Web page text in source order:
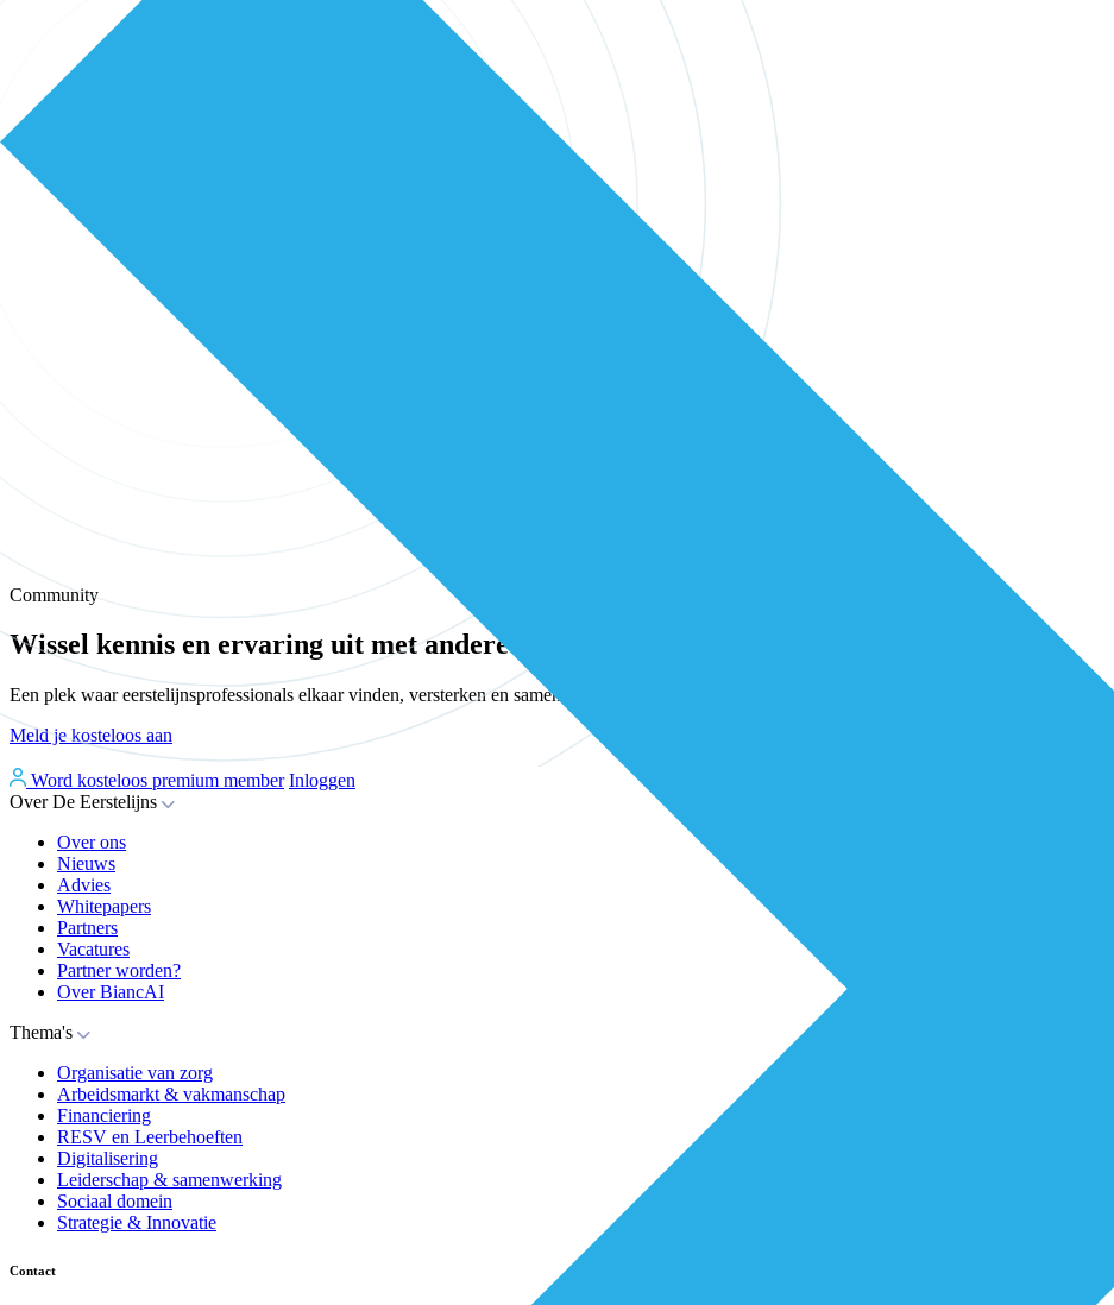
Community
Wissel kennis en ervaring uit met andere eerstelijns professionals in onze community
Een plek waar eerstelijnsprofessionals elkaar vinden, versterken en samen verder bouwen aan betere zorg.
Meld je kosteloos aan
Word kosteloos premium member Inloggen
Over De Eerstelijns
Over ons
Nieuws
Advies
Whitepapers
Partners
Vacatures
Partner worden?
Over BiancAI
Thema's
Organisatie van zorg
Arbeidsmarkt & vakmanschap
Financiering
RESV en Leerbehoeften
Digitalisering
Leiderschap & samenwerking
Sociaal domein
Strategie & Innovatie
Contact